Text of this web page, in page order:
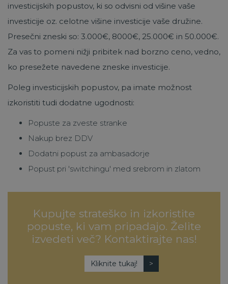
investicijskih popustov, ki so odvisni od višine vaše
investicije oz. celotne višine investicije vaše družine.
Presečni zneski so: 3.000€, 8000€, 25.000€ in 50.000€.
Za vas to pomeni nižji pribitek nad borzno ceno, vedno,
ko presežete navedene zneske investicije.
Poleg investicijskih popustov, pa imate možnost
izkoristiti tudi dodatne ugodnosti:
Popuste za zveste stranke
Nakup brez DDV
Dodatni popust za ambasadorje
Popust pri 'switchingu' med srebrom in zlatom
Kupujte strateško in izkoristite
popuste, ki vam pripadajo. Želite
izvedeti več? Kontaktirajte nas!
Kliknite tukaj!